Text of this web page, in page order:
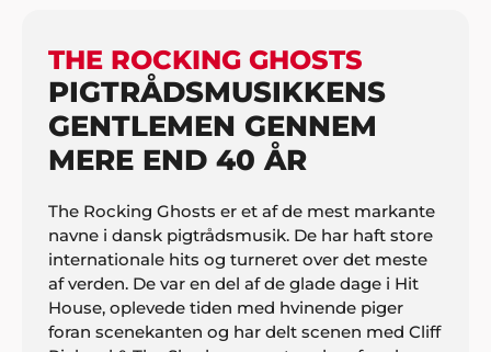
THE ROCKING GHOSTS
PIGTRÅDSMUSIKKENS
GENTLEMEN GENNEM
MERE END 40 ÅR
The Rocking Ghosts er et af de mest markante
navne i dansk pigtrådsmusik. De har haft store
internationale hits og turneret over det meste
af verden. De var en del af de glade dage i Hit
House, oplevede tiden med hvinende piger
foran scenekanten og har delt scenen med Cliff